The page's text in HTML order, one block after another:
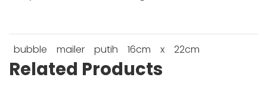
bubble mailer putih 16cm x 22cm
Related Products